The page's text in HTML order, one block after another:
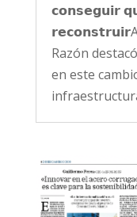
𝗰𝗼𝗻𝘀𝗲𝗴𝘂𝗶𝗿
Razón
en este